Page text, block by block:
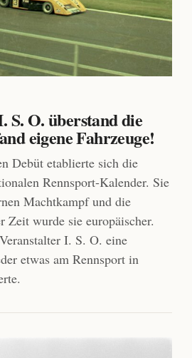
S. O. überstand die
eigene Fahrzeuge!
Debüt etablierte sich die
Rennsport-Kalender. Sie
Machtkampf und die
wurde sie europäischer.
I. S. O. eine
etwas am Rennsport in